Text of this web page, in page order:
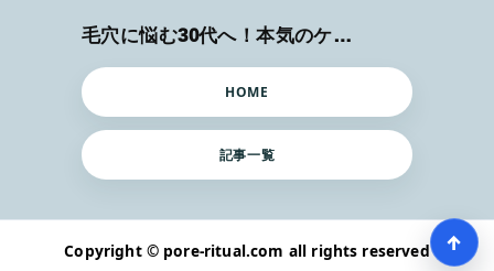
毛穴に悩む30代へ！本気のケア術特集
HOME
記事一覧
Copyright © pore-ritual.com all rights reserved ↑